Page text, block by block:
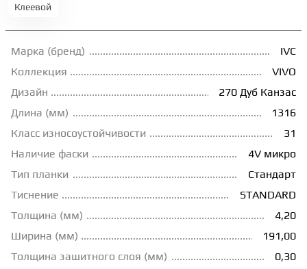
КЛЕЙ
НАЛИВНОЙ ПОЛ
ТЕПЛЫЙ ПОЛ
Клеевой
Марка (бренд)
IVC
Коллекция
VIVO
Дизайн
270 Дуб Канзас
Длина (мм)
1316
Класс износоустойчивости
31
Наличие фаски
4V микро
Тип планки
Стандарт
Тиснение
STANDARD
Толщина (мм)
4,20
Ширина (мм)
191,00
Толщина зашитного слоя (мм)
0,30